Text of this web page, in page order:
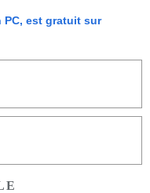
PC, est gratuit sur